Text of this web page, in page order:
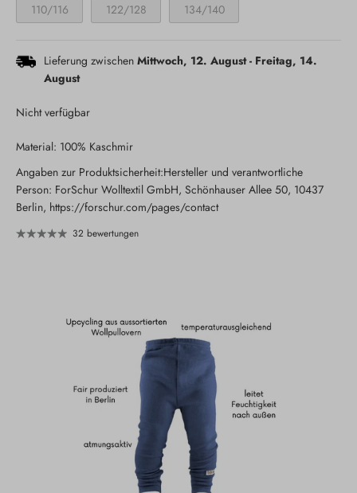
110/116 122/128 134/140
Lieferung zwischen Mittwoch, 12. August- Freitag, 14.
August
Nicht verfügbar
Material: 100% Kaschmir
Angaben zur Produktsicherheit:Hersteller und verantwortliche
Person: ForSchur Wolltextil GmbH, Schönhauser Allee 50, 10437
Berlin, https://forschur.com/pages/contact
32 bewertungen